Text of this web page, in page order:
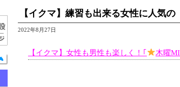
【イクマ】練習も出来る女性に人気の
2022年8月27日
【イクマ】女性も男性も楽しく！｢ 木曜